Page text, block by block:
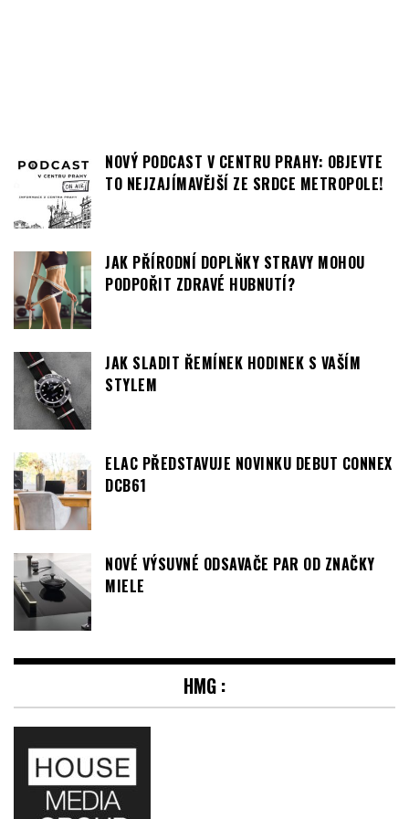
NOVÝ PODCAST V CENTRU PRAHY: OBJEVTE
TO NEJZAJÍMAVĚJŠÍ ZE SRDCE METROPOLE!
JAK PŘÍRODNÍ DOPLŇKY STRAVY MOHOU
PODPOŘIT ZDRAVÉ HUBNUTÍ?
JAK SLADIT ŘEMÍNEK HODINEK S VAŠÍM
STYLEM
ELAC PŘEDSTAVUJE NOVINKU DEBUT CONNEX
DCB61
NOVÉ VÝSUVNÉ ODSAVAČE PAR OD ZNAČKY
MIELE
HMG :